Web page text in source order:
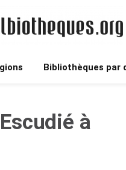
Bibliothèques par
à